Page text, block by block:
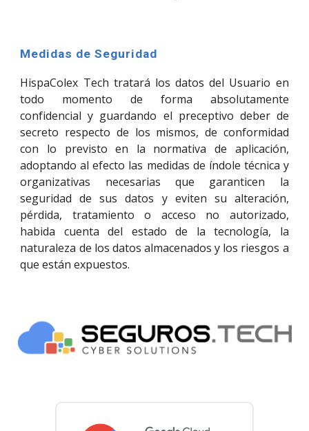
Medidas de Seguridad
HispaColex Tech tratará los datos del Usuario en
todo momento de forma absolutamente
confidencial y guardando el preceptivo deber de
secreto respecto de los mismos, de conformidad
con lo previsto en la normativa de aplicación,
adoptando al efecto las medidas de índole técnica y
organizativas necesarias que garanticen la
seguridad de sus datos y eviten su alteración,
pérdida, tratamiento o acceso no autorizado,
habida cuenta del estado de la tecnología, la
naturaleza de los datos almacenados y los riesgos a
que están expuestos.